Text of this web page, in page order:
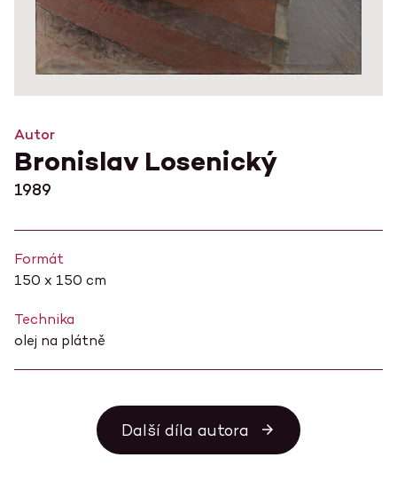
Autor
Bronislav Losenický
1989
Formát
150 x 150 cm
Technika
olej na plátně
Další díla autora